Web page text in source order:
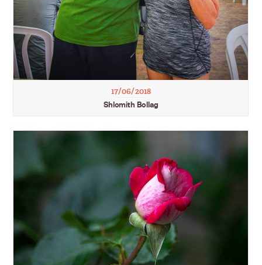
17/06/2018
Shlomith Bollag